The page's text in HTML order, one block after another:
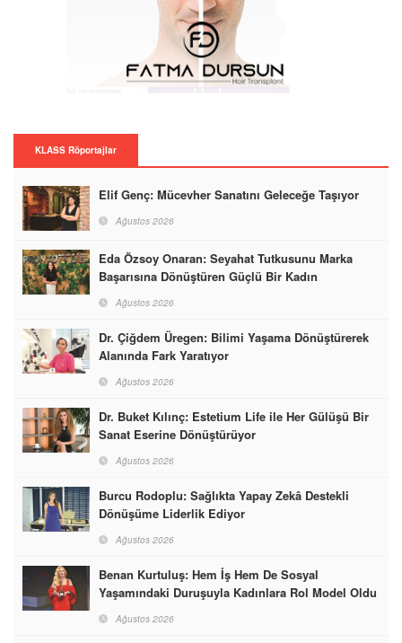
KLASS Röportajlar
Elif Genç: Mücevher Sanatını Geleceğe Taşıyor
Ağustos 2026
Eda Özsoy Onaran: Seyahat Tutkusunu Marka
Başarısına Dönüştüren Güçlü Bir Kadın
Ağustos 2026
Dr. Çiğdem Üregen: Bilimi Yaşama Dönüştürerek
Alanında Fark Yaratıyor
Ağustos 2026
Dr. Buket Kılınç: Estetium Life ile Her Gülüşü Bir
Sanat Eserine Dönüştürüyor
Ağustos 2026
Burcu Rodoplu: Sağlıkta Yapay Zekâ Destekli
Dönüşüme Liderlik Ediyor
Ağustos 2026
Benan Kurtuluş: Hem İş Hem De Sosyal
Yaşamındaki Duruşuyla Kadınlara Rol Model Oldu
Ağustos 2026